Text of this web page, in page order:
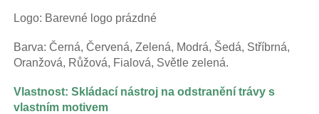
Logo: Barevné logo prázdné
Barva: Černá, Červená, Zelená, Modrá, Šedá, Stříbrná,
Oranžová, Růžová, Fialová, Světle zelená.
Vlastnost: Skládací nástroj na odstranění trávy s
vlastním motivem